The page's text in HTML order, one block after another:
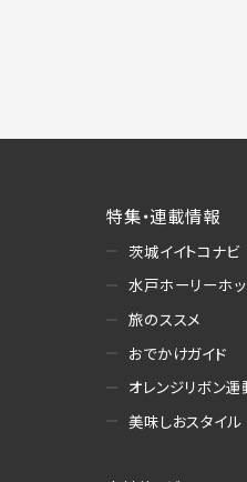
特集・連載情報
茨城イイトコナビ
水戸ホーリーホ
旅のススメ
おでかけガイド
オレンジリボン運
美味しおスタイル